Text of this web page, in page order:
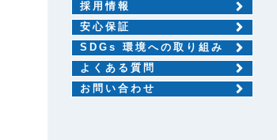
採用情報
安心保証
SDGs 環境への取り組み
よくある質問
お問い合わせ